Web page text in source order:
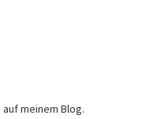
meinem Blog.